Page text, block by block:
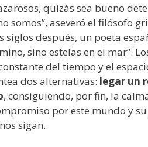
quizás sea bueno
somos”, aseveró el filósofo
siglos después, un poeta
sino estelas en el mar”.
del tiempo y el
dos alternativas: legar un
, consiguiendo, por fin, la
por este mundo y
sigan.